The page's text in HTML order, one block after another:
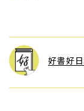
好書好